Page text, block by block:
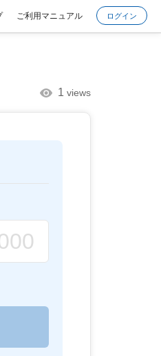
ご利用マニュアル ログイン
1 views